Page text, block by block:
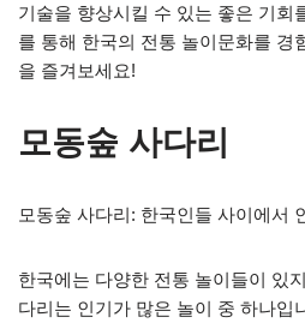
기술을 향상시킬 수 있는 좋은 기회
를 통해 한국의 전통 놀이문화를 경
을 즐겨보세요!
모동숲 사다리
모동숲 사다리: 한국인들 사이에서
한국에는 다양한 전통 놀이들이 있
다리는 인기가 많은 놀이 중 하나입